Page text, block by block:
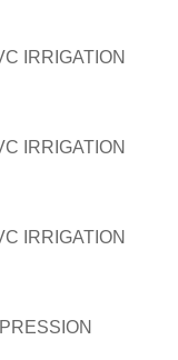
IRRIGATION
IRRIGATION
IRRIGATION